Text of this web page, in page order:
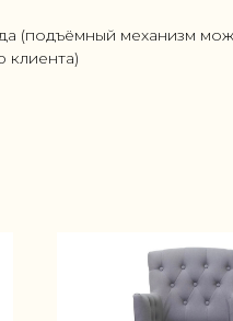
(подъёмный механизм
клиента)